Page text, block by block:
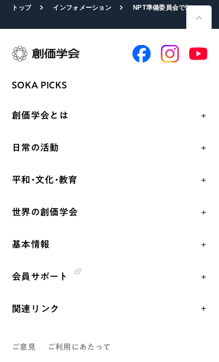
トップ インフォメーション NPT準備委員会でSGIが関連行事 「軍縮における宗教者の役割」テーマに
SOKA PICKS
創価学会とは
祈り
聖典
釈尊～法華経
創価学会の三代会長
第2代会長・戸田城聖先生
日常の活動
座談会
仏法を語る
年間の活動について
彼岸
平和・文化・教育
「人権文化」「ジェンダー平等」を促進
人道支援
展示活動
世界の創価学会
基本情報
創価学会 社会憲章
沿革
会員サポート
関連リンク
墓地公園・納骨堂
ご意見 ご利用にあたって